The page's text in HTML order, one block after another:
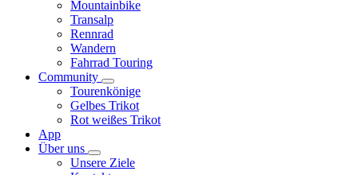
Mountainbike
Transalp
Rennrad
Wandern
Fahrrad Touring
Community
Tourenkönige
Gelbes Trikot
Rot weißes Trikot
App
Über uns
Unsere Ziele